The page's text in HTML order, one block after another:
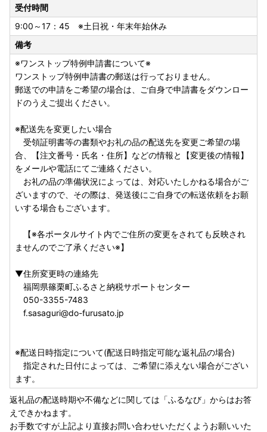
福岡県篠栗町は総務大臣の指定により、これまで通りふるさ
と納税の対象となりました。
引き続き篠栗町を応援していただきますよう、よろしくお願
い申し上げます。
指定対象期間：令和7年10月1日から令和8年9月30日
受付時間
9:00～17：45 ※土日祝・年末年始休み
備考
※ワンストップ特例申請書について※
ワンストップ特例申請書の郵送は行っておりません。
郵送での申請をご希望の場合は、ご自身で申請書をダウンロー
ドのうえご提出ください。
※配送先を変更したい場合
受領証明書等の書類やお礼の品の配送先を変更ご希望の場
合、【注文番号・氏名・住所】などの情報と【変更後の情報】
をメールや電話にてご連絡ください。
お礼の品の準備状況によっては、対応いたしかねる場合がご
ざいますので、その際は、発送後にご自身での転送依頼をお願
いする場合もございます。
【※各ポータルサイト内でご住所の変更をされても反映され
ませんのでご了承ください※】
▼住所変更時の連絡先
福岡県篠栗町ふるさと納税サポートセンター
050-3355-7483
f.sasaguri@do-furusato.jp
※配送日時指定について(配送日時指定可能な返礼品の場合)
指定された日付によっては、ご希望に添えない場合がござい
ます。
返礼品の配送時期や不備などに関しては「ふるなび」からはお答
えできかねます。
お手数ですが上記より直接お問い合わせいただくようお願いいた